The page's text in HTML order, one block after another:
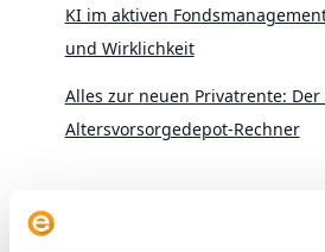
KI im aktiven
und Wirklichkeit
Alles zur neuen Privatrente: Der
Altersvorsorgedepot-Rechner